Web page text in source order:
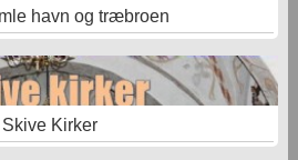
havn og træbroen
Skive Kirker